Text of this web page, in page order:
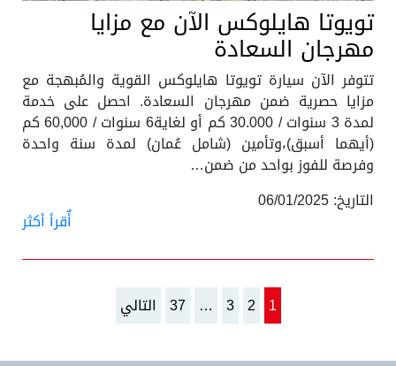
تويوتا هايلوكس الآن مع مزايا
مهرجان السعادة
تتوفر الآن سيارة تويوتا هايلوكس القوية والمُبهجة مع
مزايا حصرية ضمن مهرجان السعادة. احصل على خدمة
لمدة 3 سنوات / 30.000 كم أو لغاية6 سنوات / 60,000 كم
(أيهما أسبق)،وتأمين (شامل عُمان) لمدة سنة واحدة
وفرصة للفوز بواحد من ضمن…
التاريخ: 06/01/2025
أٌقرأ أكثر
1
2
3
…
37 التالي